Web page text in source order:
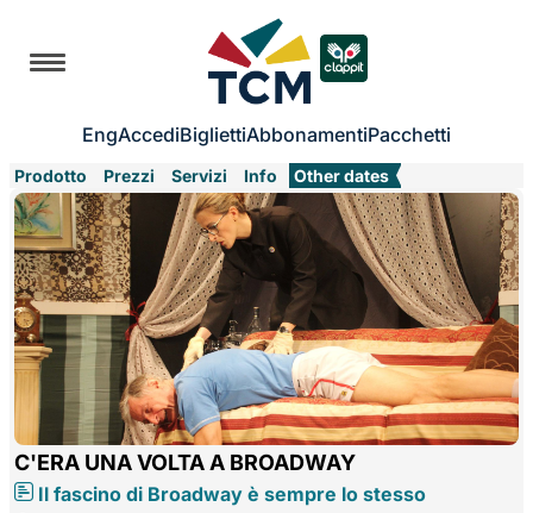
EngAccediBigliettiAbbonamentiPacchetti
Prodotto Prezzi Servizi Info Other dates
C'ERA UNA VOLTA A BROADWAY
Il fascino di Broadway è sempre lo stesso